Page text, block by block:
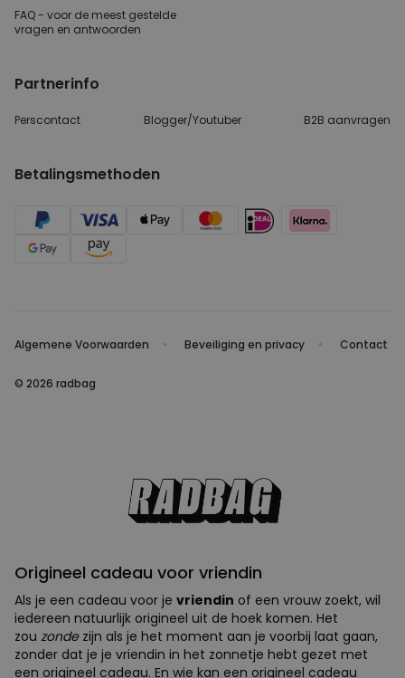
FAQ - voor de meest gestelde
vragen en antwoorden
Partnerinfo
Perscontact Blogger/Youtuber B2B aanvragen
Betalingsmethoden
Algemene Voorwaarden Beveiliging en privacy Contact
© 2026 radbag
Origineel cadeau voor vriendin
Als je een cadeau voor je vriendin of een vrouw zoekt, wil
iedereen natuurlijk origineel uit de hoek komen. Het
zou zondezijn als je het moment aan je voorbij laat gaan,
zonder dat je je vriendin in het zonnetje hebt gezet met
een origineel cadeau. En wie kan een origineel cadeau